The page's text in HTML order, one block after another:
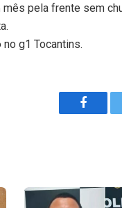
pela frente sem
g1 Tocantins.